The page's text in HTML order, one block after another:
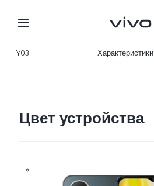
Y03 Характеристики
Цвет устройства